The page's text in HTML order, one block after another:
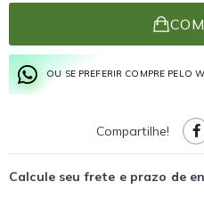
OU SE PREFERIR COMPRE PELO
Compartilhe!
Calcule seu frete e prazo de